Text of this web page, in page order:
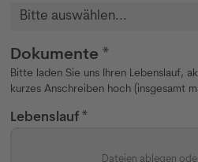
Dokumente *
Bitte laden Sie uns Ihren Lebenslauf,
kurzes Anschreiben hoch (insgesamt
Lebenslauf *
Dateien ablegen